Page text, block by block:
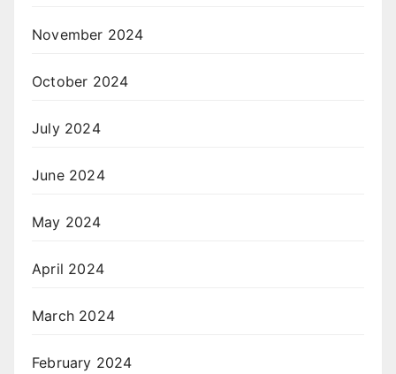
November 2024
October 2024
July 2024
June 2024
May 2024
April 2024
March 2024
February 2024